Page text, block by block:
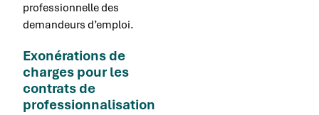
professionnelle des
demandeurs d’emploi.
Exonérations de
charges pour les
contrats de
professionnalisation